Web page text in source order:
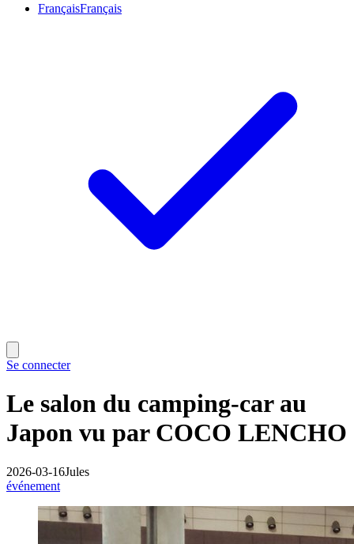
FrançaisFrançais
Se connecter
Le salon du camping-car au
Japon vu par COCO LENCHO
2026-03-16Jules
événement